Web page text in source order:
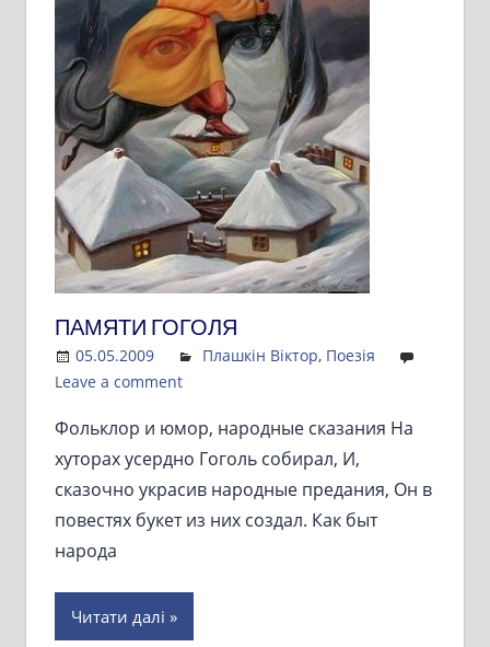
ПАМЯТИ ГОГОЛЯ
05.05.2009 Admin
Плашкін Віктор, Поезія
Leave a comment
Фольклор и юмор, народные сказания На
хуторах усердно Гоголь собирал, И,
сказочно украсив народные предания, Он в
повестях букет из них создал. Как быт
народа
Читати далі